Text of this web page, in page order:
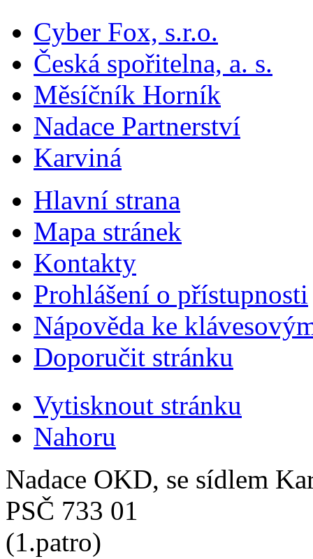
Cyber Fox, s.r.o.
Česká spořitelna, a. s.
Měsíčník Horník
Nadace Partnerství
Karviná
Hlavní strana
Mapa stránek
Kontakty
Prohlášení o přístupnosti
Nápověda ke
Doporučit stránku
Vytisknout stránku
Nahoru
Nadace OKD, se sídlem
PSČ 733 01
(1.patro)